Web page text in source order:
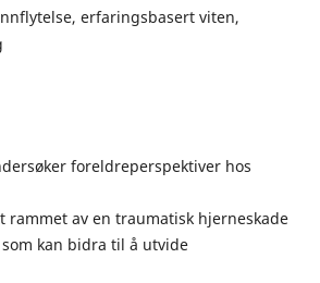
erfaringsbasert viten,
foreldreperspektiver hos
av en traumatisk hjerneskade
kan bidra til å utvide